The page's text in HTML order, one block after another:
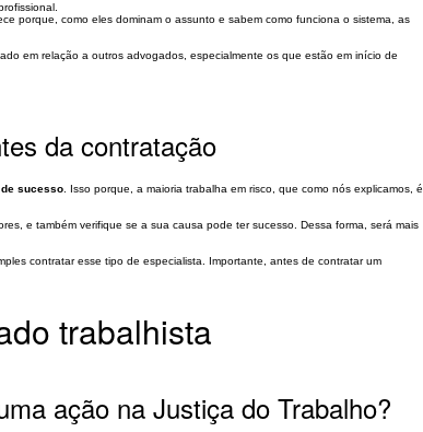
porque, como eles dominam o assunto e sabem como funciona o sistema, as
em relação a outros advogados, especialmente os que estão em início de
da contratação
sucesso . Isso porque, a maioria trabalha em risco, que como nós explicamos, é
e também verifique se a sua causa pode ter sucesso. Dessa forma, será mais
contratar esse tipo de especialista. Importante, antes de contratar um
trabalhista
ação na Justiça do Trabalho?